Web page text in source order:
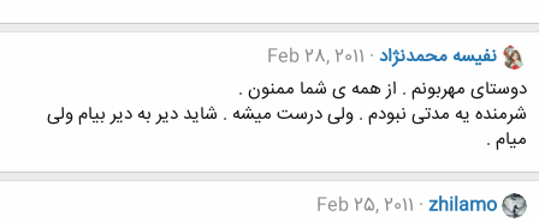
نفیسه محمدنژاد Feb 28, 2011
دوستای مهربونم . از همه ی شما ممنون .
شرمنده یه مدتی نبودم . ولی درست میشه . شاید دیر به دیر بیام ولی
میام .
zhilamo
Feb 25, 2011